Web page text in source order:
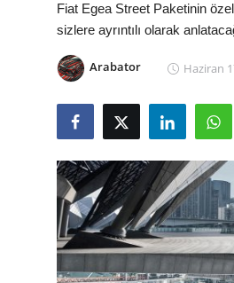
Motosiklet
Öneriler
Paketler
Oto Bilgi
Fiat Egea Street Paketinin
sizlere ayrıntılı olarak
Arabator Haziran